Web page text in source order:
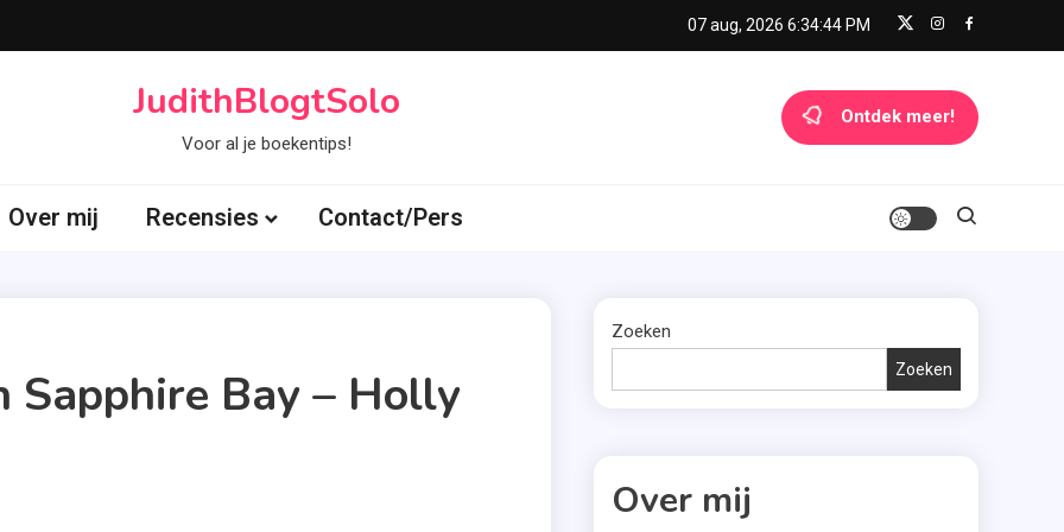
07 aug, 2026 6:34:45 PM
JudithBlogtSolo
Voor al je boekentips!
Ontdek meer!
Over mij Recensies Contact/Pers
Sapphire Bay – Holly
Zoeken
Zoeken
Over mij